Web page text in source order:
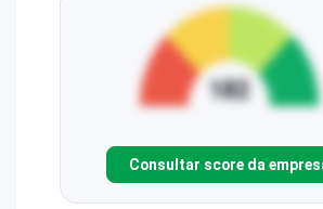
Consultar score da